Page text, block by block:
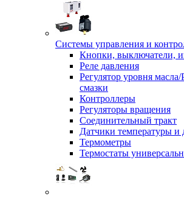
Системы управления и
Кнопки, выключатели,
Реле давления
Регулятор уровня масла/
смазки
Контроллеры
Регуляторы вращения
Соединительный тракт
Датчики температуры и
Термометры
Термостаты